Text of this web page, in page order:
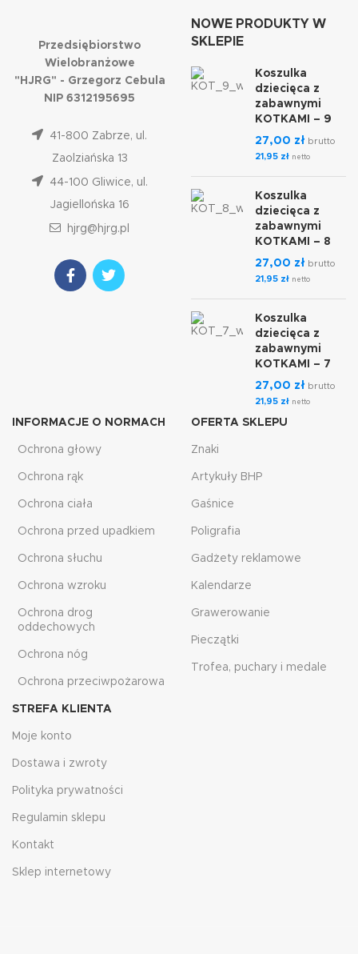
Przedsiębiorstwo
Wielobranżowe
"HJRG" - Grzegorz Cebula
NIP 6312195695
41-800 Zabrze, ul.
Zaolziańska 13
44-100 Gliwice, ul.
Jagiellońska 16
hjrg@hjrg.pl
NOWE PRODUKTY W
SKLEPIE
Koszulka
dziecięca z
zabawnymi
KOTKAMI – 9
27,00 zł brutto
21,95 zł netto
Koszulka
dziecięca z
zabawnymi
KOTKAMI – 8
27,00 zł brutto
21,95 zł netto
Koszulka
dziecięca z
zabawnymi
KOTKAMI – 7
27,00 zł brutto
21,95 zł netto
INFORMACJE O NORMACH
Ochrona głowy
Ochrona rąk
Ochrona ciała
Ochrona przed upadkiem
Ochrona słuchu
Ochrona wzroku
Ochrona drog
oddechowych
Ochrona nóg
Ochrona przeciwpożarowa
OFERTA SKLEPU
Znaki
Artykuły BHP
Gaśnice
Poligrafia
Gadżety reklamowe
Kalendarze
Grawerowanie
Pieczątki
Trofea, puchary i medale
STREFA KLIENTA
Moje konto
Dostawa i zwroty
Polityka prywatności
Regulamin sklepu
Kontakt
Sklep internetowy